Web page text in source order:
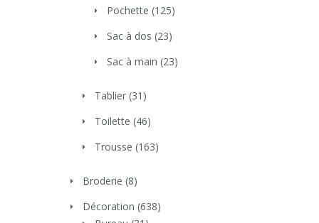
Pochette (125)
Sac à dos (23)
Sac à main (23)
Tablier (31)
Toilette (46)
Trousse (163)
Broderie (8)
Décoration (638)